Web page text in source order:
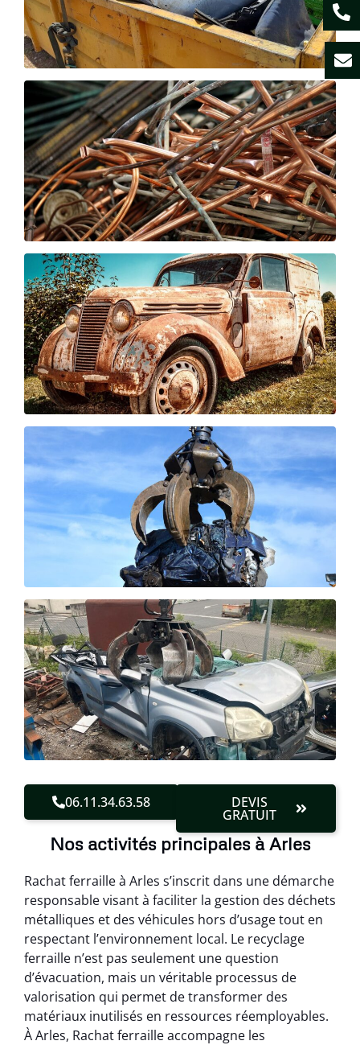
06.11.34.63.58 DEVIS
GRATUIT
Nos activités principales à Arles
Rachat ferraille à Arles s’inscrit dans une démarche
responsable visant à faciliter la gestion des déchets
métalliques et des véhicules hors d’usage tout en
respectant l’environnement local. Le recyclage
ferraille n’est pas seulement une question
d’évacuation, mais un véritable processus de
valorisation qui permet de transformer des
matériaux inutilisés en ressources réemployables.
À Arles, Rachat ferraille accompagne les